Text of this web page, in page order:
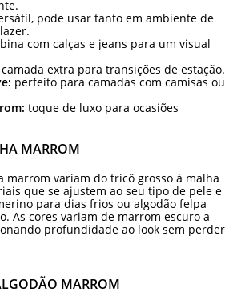
pode usar tanto em ambiente de
com calças e jeans para um visual
camada extra para transições de estação.
perfeito para camadas com camisas ou
toque de luxo para ocasiões
MARROM
marrom variam do tricô grosso à malha
que se ajustem ao seu tipo de pele e
para dias frios ou algodão felpa
As cores variam de marrom escuro a
profundidade ao look sem perder
MARROM